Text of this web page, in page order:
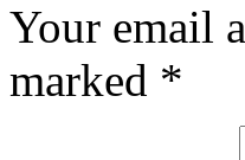
Your email
marked *